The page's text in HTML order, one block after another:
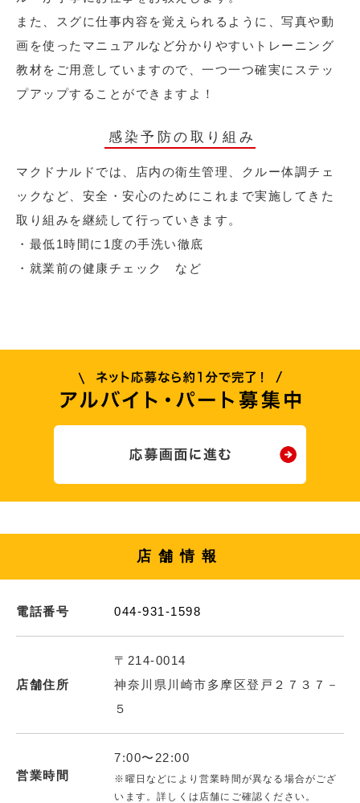
また、スグに仕事内容を覚えられるように、写真や動
画を使ったマニュアルなど分かりやすいトレーニング
教材をご用意していますので、一つ一つ確実にステッ
プアップすることができますよ！
感染予防の取り組み
マクドナルドでは、店内の衛生管理、クルー体調チェ
ックなど、安全・安心のためにこれまで実施してきた
取り組みを継続して行っていきます。
・最低1時間に1度の手洗い徹底
・就業前の健康チェック など
店舗情報
電話番号 044-931-1598
店舗住所
〒214-0014
神奈川県川崎市多摩区登戸２７３７－
５
営業時間
7:00〜22:00
※曜日などにより営業時間が異なる場合がござ
います。詳しくは店舗にご確認ください。